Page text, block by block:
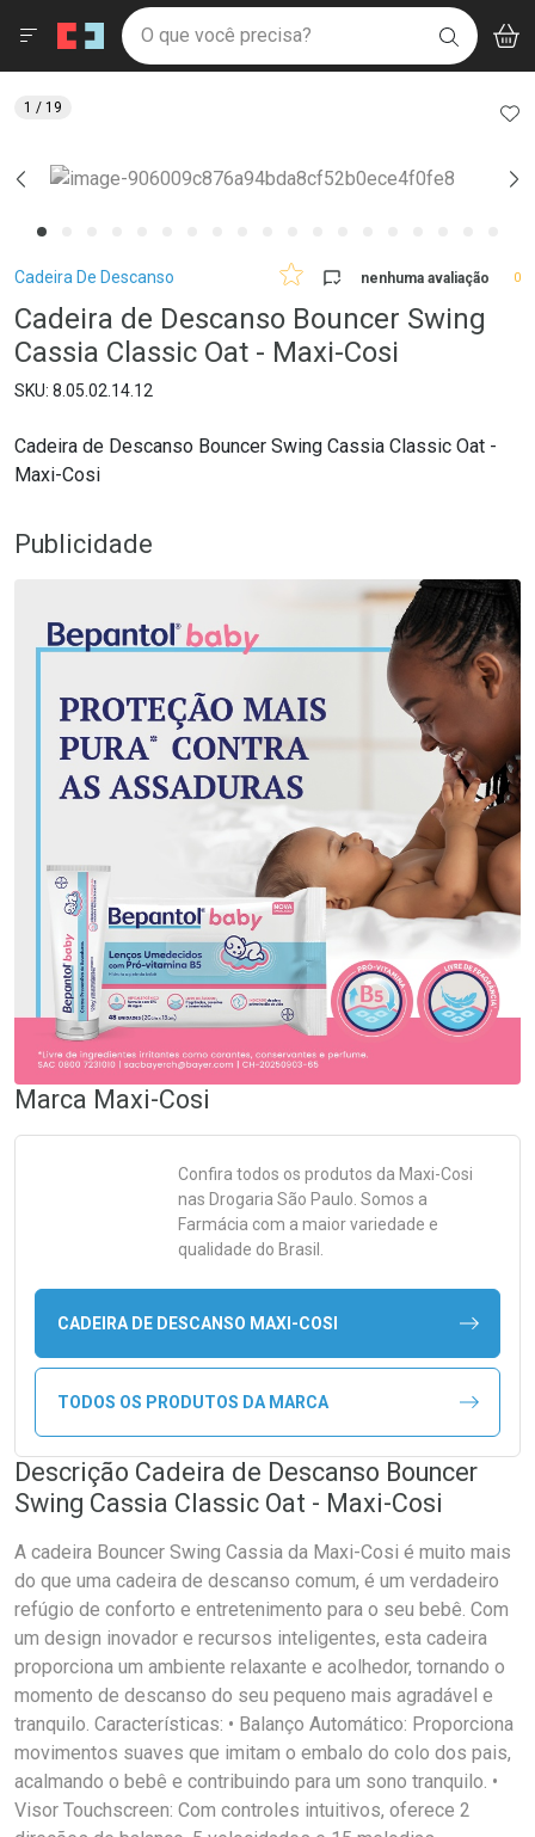
Drogaria São Paulo
Ir direto para a home
pela página
Ir direto para o conteúdo
Ir direto para a busca
Ir direto para a conta
Ir direto para a notificações
Ir direto para o carrinho
Faça a sua busca
O que você precisa? BUSCAR
Menu
Breadcrumb
Cadeira De Descanso nenhuma avaliação 0
Cadeira de Descanso Bouncer Swing
Cassia Classic Oat - Maxi-Cosi
8.05.02.14.12
Cadeira de Descanso Bouncer Swing Cassia Classic Oat -
Maxi-Cosi
1 / 19
Publicidade
Marca Maxi-Cosi
Confira todos os produtos da Maxi-Cosi
nas Drogaria São Paulo. Somos a
Farmácia com a maior variedade e
qualidade do Brasil.
CADEIRA DE DESCANSO MAXI-COSI
TODOS OS PRODUTOS DA MARCA
Descrição Cadeira de Descanso Bouncer
Swing Cassia Classic Oat - Maxi-Cosi
A cadeira Bouncer Swing Cassia da Maxi-Cosi é muito mais
do que uma cadeira de descanso comum, é um verdadeiro
refúgio de conforto e entretenimento para o seu bebê. Com
um design inovador e recursos inteligentes, esta cadeira
proporciona um ambiente relaxante e acolhedor, tornando o
momento de descanso do seu pequeno mais agradável e
tranquilo. Características: • Balanço Automático: Proporciona
movimentos suaves que imitam o embalo do colo dos pais,
acalmando o bebê e contribuindo para um sono tranquilo. •
Visor Touchscreen: Com controles intuitivos, oferece 2